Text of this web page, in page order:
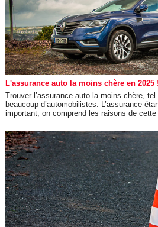
L'assurance auto la moins chère en 2025 !
Trouver l’assurance auto la moins chère,
beaucoup d’automobilistes. L’assurance
important, on comprend les raisons de cette